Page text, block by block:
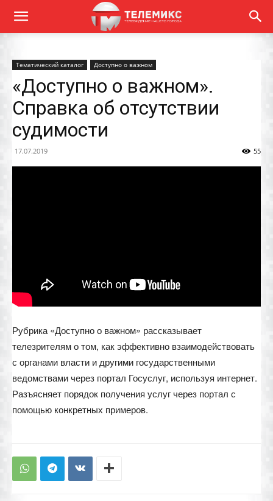
Тематический каталог Доступно о важном
«Доступно о важном».
Справка об отсутствии
судимости
17.07.2019 55
Рубрика «Доступно о важном» рассказывает
телезрителям о том, как эффективно взаимодействовать
с органами власти и другими государственными
ведомствами через портал Госуслуг, используя интернет.
Разъясняет порядок получения услуг через портал с
помощью конкретных примеров.